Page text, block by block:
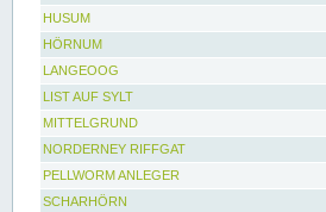
HUSUM
HÖRNUM
LANGEOOG
LIST AUF SYLT
MITTELGRUND
NORDERNEY RIFFGAT
PELLWORM ANLEGER
SCHARHÖRN